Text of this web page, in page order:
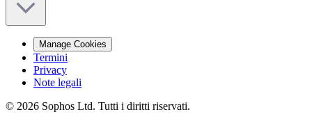
Manage Cookies
Termini
Privacy
Note legali
© 2026 Sophos Ltd. Tutti i diritti riservati.